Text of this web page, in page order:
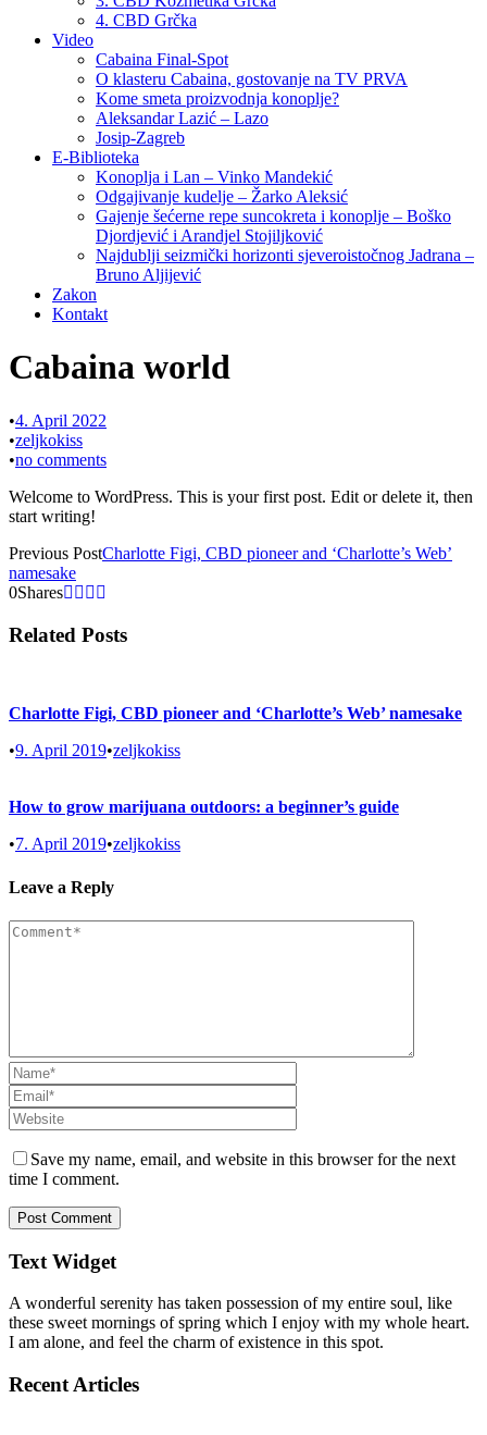
4. CBD Grčka
Video
Cabaina Final-Spot
O klasteru Cabaina, gostovanje na TV PRVA
Kome smeta proizvodnja konoplje?
Aleksandar Lazić – Lazo
Josip-Zagreb
E-Biblioteka
Konoplja i Lan – Vinko Mandekić
Odgajivanje kudelje – Žarko Aleksić
Gajenje šećerne repe suncokreta i konoplje – Boško
Djordjević i Arandjel Stojiljković
Najdublji seizmički horizonti sjeveroistočnog Jadrana –
Bruno Aljijević
Zakon
Kontakt
Cabaina world
•4. April 2022
•zeljkokiss
•no comments
Welcome to WordPress. This is your first post. Edit or delete it, then
start writing!
Previous PostCharlotte Figi, CBD pioneer and ‘Charlotte’s Web’
namesake
0Shares
Related Posts
Charlotte Figi, CBD pioneer and ‘Charlotte’s Web’ namesake
•9. April 2019•zeljkokiss
How to grow marijuana outdoors: a beginner’s guide
•7. April 2019•zeljkokiss
Leave a Reply
Save my name, email, and website in this browser for the next
time I comment.
Text Widget
A wonderful serenity has taken possession of my entire soul, like
these sweet mornings of spring which I enjoy with my whole heart.
I am alone, and feel the charm of existence in this spot.
Recent Articles